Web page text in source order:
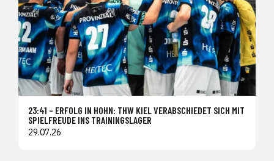
23:41 – ERFOLG IN HOHN: THW KIEL VERABSCHIEDET SICH MIT
SPIELFREUDE INS TRAININGSLAGER
29.07.26